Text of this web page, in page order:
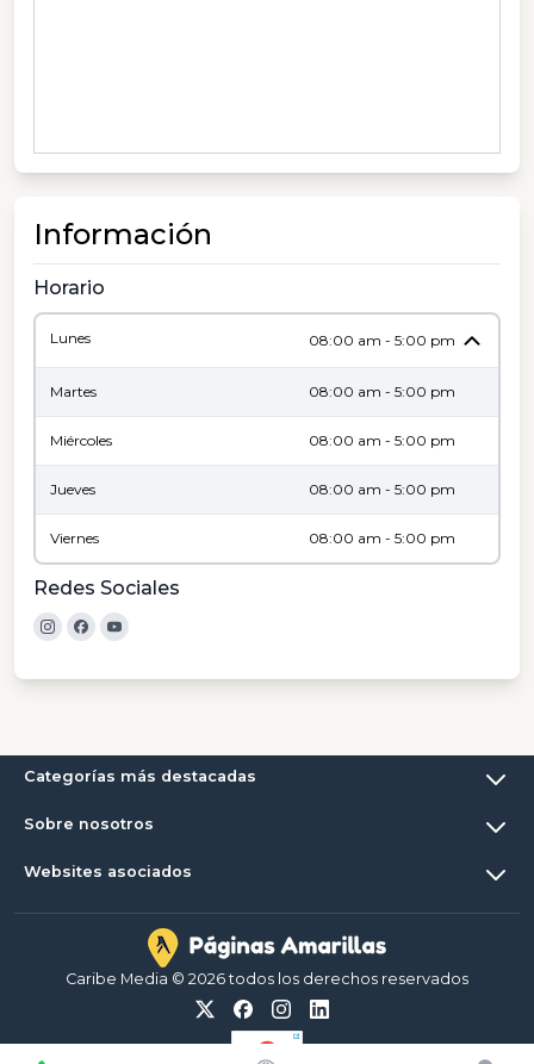
Información
Horario
Lunes 08:00 am - 5:00 pm
Martes 08:00 am - 5:00 pm
Miércoles 08:00 am - 5:00 pm
Jueves 08:00 am - 5:00 pm
Viernes 08:00 am - 5:00 pm
Redes Sociales
Categorías más destacadas
Sobre nosotros
Websites asociados
Caribe Media © 2026 todos los derechos reservados